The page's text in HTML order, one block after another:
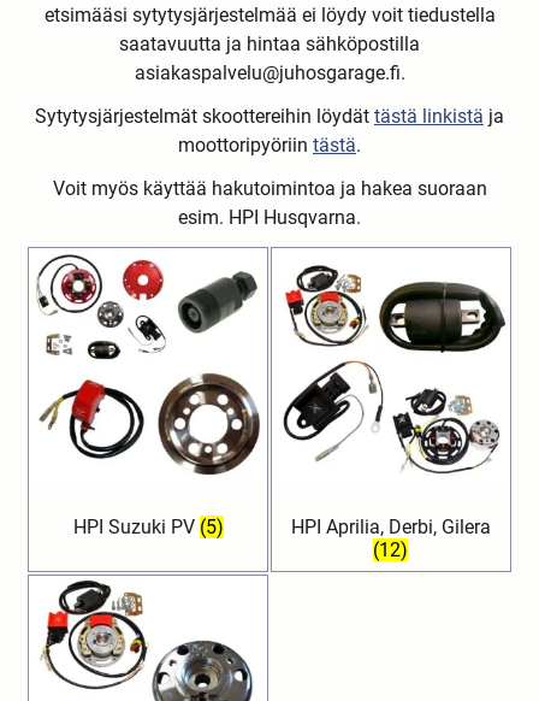
etsimääsi sytytysjärjestelmää ei löydy voit tiedustella
saatavuutta ja hintaa sähköpostilla
asiakaspalvelu@juhosgarage.fi.
Sytytysjärjestelmät skoottereihin löydät tästä linkistä ja
moottoripyöriin tästä.
Voit myös käyttää hakutoimintoa ja hakea suoraan
esim. HPI Husqvarna.
HPI Suzuki PV (5)
HPI Aprilia, Derbi, Gilera
(12)